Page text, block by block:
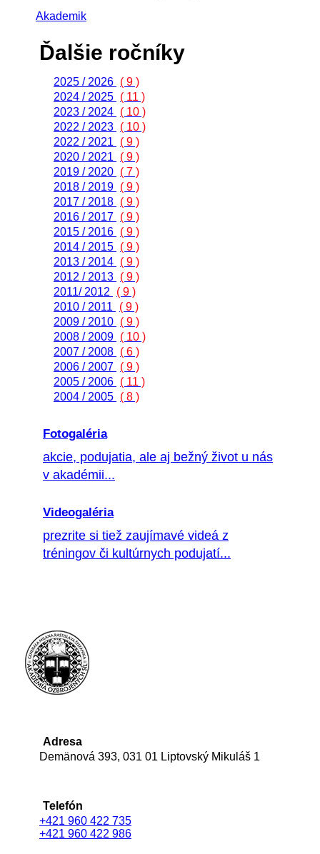
Akademik
Ďalšie ročníky
2025 / 2026 ( 9 )
2024 / 2025 ( 11 )
2023 / 2024 ( 10 )
2022 / 2023 ( 10 )
2022 / 2021
( 9 )
2020 / 2021
( 9 )
2019 / 2020 ( 7 )
2018 / 2019 ( 9 )
2017 / 2018 ( 9 )
2016 / 2017 ( 9 )
2015 / 2016 ( 9 )
2014 / 2015 ( 9 )
2013 / 2014 ( 9 )
2012 / 2013 ( 9 )
2011/ 2012
( 9 )
2010 / 2011
( 9 )
2009 / 2010 ( 9 )
2008 / 2009 ( 10 )
2007 / 2008 ( 6 )
2006 / 2007 ( 9 )
2005 / 2006 ( 11 )
2004 / 2005 ( 8 )
Fotogaléria
akcie, podujatia, ale aj bežný život u nás
v akadémii...
Videogaléria
prezrite si tiež zaujímavé videá z
tréningov či kultúrnych podujatí...
Adresa
Demänová 393, 031 01 Liptovský Mikuláš 1
Telefón
+421 960 422 735
+421 960 422 986